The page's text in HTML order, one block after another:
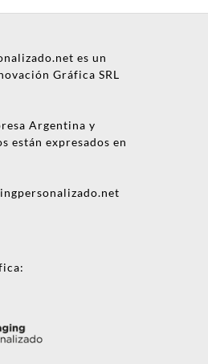
es un
Gráfica SRL
Argentina y
están expresados en